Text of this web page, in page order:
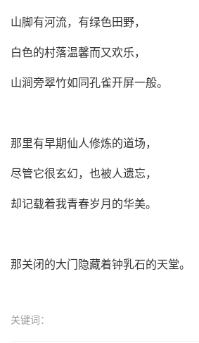
山脚有河流，有绿色田野，
白色的村落温馨而又欢乐，
山涧旁翠竹如同孔雀开屏一般。
那里有早期仙人修炼的道场，
尽管它很玄幻，也被人遗忘，
却记载着我青春岁月的华美。
那关闭的大门隐藏着钟乳石的天堂。
关键词：